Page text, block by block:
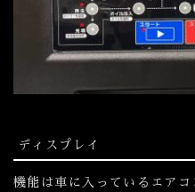
ディスプレイ
機能は車に入っているエア